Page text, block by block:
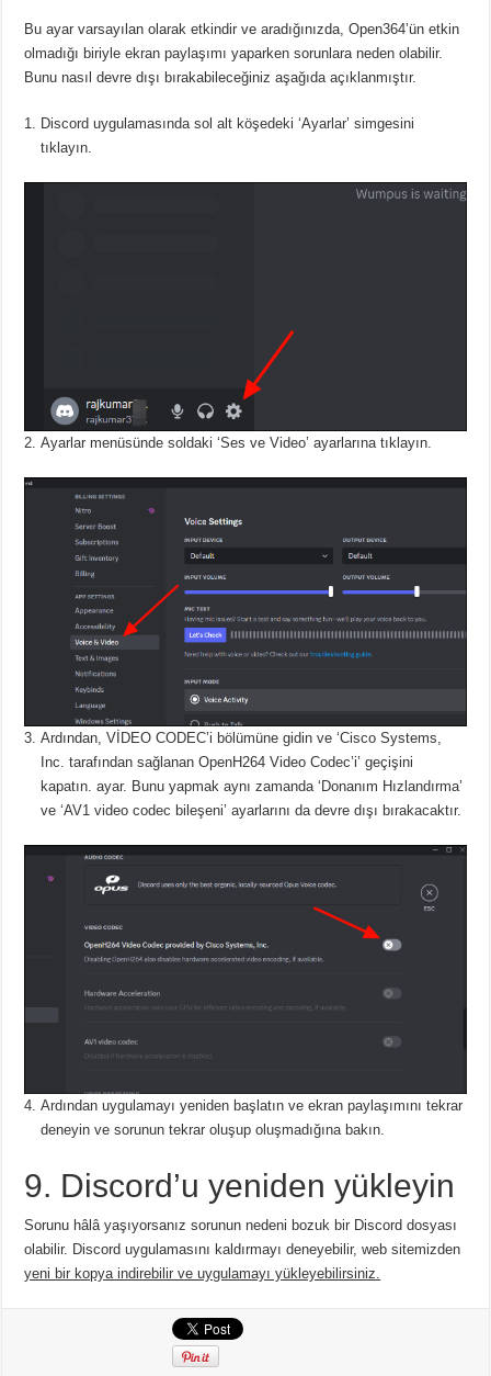
Bu ayar varsayılan olarak etkindir ve aradığınızda, Open364’ün etkin
olmadığı biriyle ekran paylaşımı yaparken sorunlara neden olabilir.
Bunu nasıl devre dışı bırakabileceğiniz aşağıda açıklanmıştır.
Discord uygulamasında sol alt köşedeki ‘Ayarlar’ simgesini
tıklayın.
Ayarlar menüsünde soldaki ‘Ses ve Video’ ayarlarına tıklayın.
Ardından, VİDEO CODEC’i bölümüne gidin ve ‘Cisco Systems,
Inc. tarafından sağlanan OpenH264 Video Codec’i’ geçişini
kapatın.ayar. Bunu yapmak aynı zamanda ‘Donanım Hızlandırma’
ve ‘AV1 video codec bileşeni’ ayarlarını da devre dışı bırakacaktır.
Ardından uygulamayı yeniden başlatın ve ekran paylaşımını tekrar
deneyin ve sorunun tekrar oluşup oluşmadığına bakın.
9. Discord’u yeniden yükleyin
Sorunu hâlâ yaşıyorsanız sorunun nedeni bozuk bir Discord dosyası
olabilir. Discord uygulamasını kaldırmayı deneyebilir,web sitemizden
yeni bir kopya indirebilir ve uygulamayı yükleyebilirsiniz.